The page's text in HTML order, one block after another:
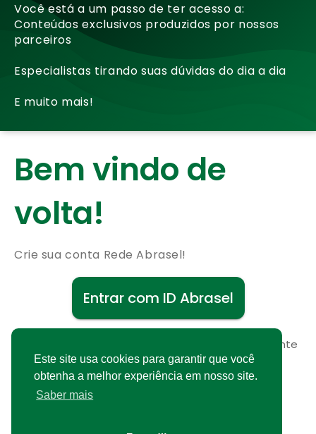
Este site usa cookies para garantir que você
obtenha a melhor experiência em nosso site.
Saber mais
Você está a um passo de ter acesso a:
Conteúdos exclusivos produzidos por nossos
parceiros
Especialistas tirando suas dúvidas do dia a dia
E muito mais!
Bem vindo de
volta!
Crie sua conta Rede Abrasel!
Entrar com ID Abrasel
Cadastre-se gratuitamente